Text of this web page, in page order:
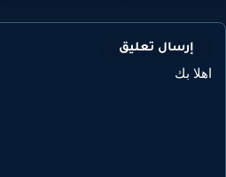
إرسال تعليق
بك